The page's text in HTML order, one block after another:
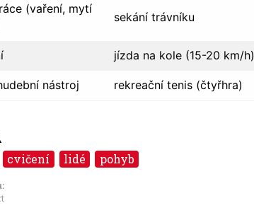
(vaření, mytí
sekání trávníku
jízda na kole (15-20 km/h)
nástroj rekreační tenis (čtyřhra)
cvičení lidé pohyb